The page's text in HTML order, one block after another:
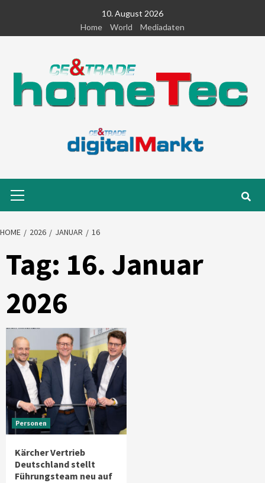
content
10. August 2026
Home
World Mediadaten
Menu
HOME 2026 JANUAR 16
Tag: 16. Januar
2026
Personen
Kärcher Vertrieb
Deutschland stellt
Führungsteam neu auf